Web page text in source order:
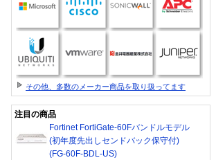
その他、多数のメーカー商品を取り扱ってます
注目の商品
Fortinet FortiGate-60Fバンドルモデル
(初年度先出しセンドバック保守付)
(FG-60F-BDL-US)